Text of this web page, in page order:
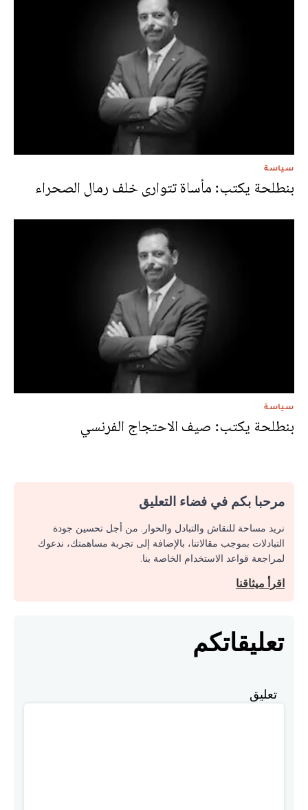
سياسة
بنطلحة يكتب: مأساة تتوارى خلف رمال الصحراء
سياسة
بنطلحة يكتب: صيف الاحتجاج الفرنسي
مرحبا بكم في فضاء التعليق
نريد مساحة للنقاش والتبادل والحوار. من أجل تحسين جودة
التبادلات بموجب مقالاتنا، بالإضافة إلى تجربة مساهمتك، ندعوك
لمراجعة قواعد الاستخدام الخاصة بنا.
اقرأ ميثاقنا
تعليقاتكم
تعليق